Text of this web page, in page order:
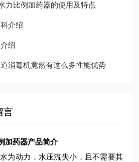
力比例加药器的使用及特点
介绍
绍
道消毒机竟然有这么多性能优势
言
加药器产品简介
动力，水压流失小，且不需要其